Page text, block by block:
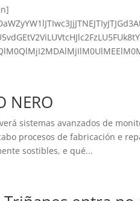
NERO
sistemas avanzados de
procesos de fabricación e
sostibles, e qué...